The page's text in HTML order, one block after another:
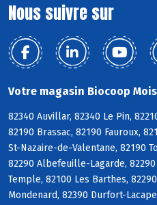
Nous suivre sur
Votre magasin Biocoop
82340 Auvillar, 82340 Le Pin,
82190 Brassac, 82190 Fauroux,
St-Nazaire-de-Valentane, 82190
82290 Albefeuille-Lagarde,
Temple, 82100 Les Barthes,
Mondenard, 82390 Durfort-